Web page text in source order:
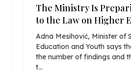
The Ministry Is
to the Law on Higher
Adna Mesihović, Minister of
Education and Youth says
the number of findings and
t...